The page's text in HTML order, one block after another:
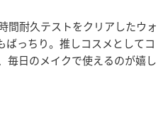
間耐久テストをクリアしたウォ
ばっちり。推しコスメとしてコ
毎日のメイクで使えるのが嬉し